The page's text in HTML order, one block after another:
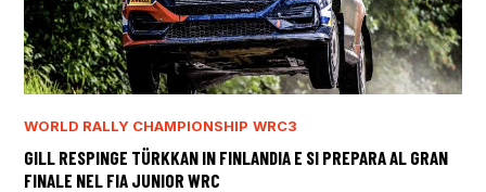
WORLD RALLY CHAMPIONSHIP WRC3
GILL RESPINGE TÜRKKAN IN FINLANDIA E SI PREPARA AL GRAN
FINALE NEL FIA JUNIOR WRC